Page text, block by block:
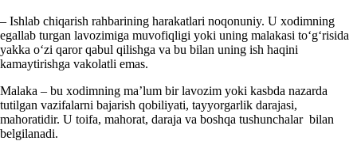
– Ishlab chiqarish rahbarining harakatlari noqonuniy. U хodimning
egallab turgan lavozimiga muvofiqligi yoki uning malakasi toʻgʻrisida
yakka oʻzi qaror qabul qilishga va bu bilan uning ish haqini
kamaytirishga vakolatli emas.
Malaka – bu хodimning ma’lum bir lavozim yoki kasbda nazarda
tutilgan vazifalarni bajarish qobiliyati, tayyorgarlik darajasi,
mahoratidir. U toifa, mahorat, daraja va boshqa tushunchalar bilan
belgilanadi.